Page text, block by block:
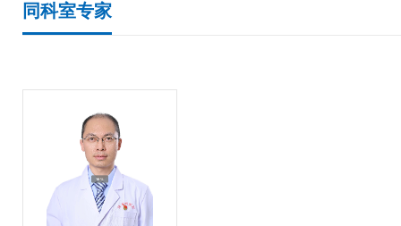
同科室专家